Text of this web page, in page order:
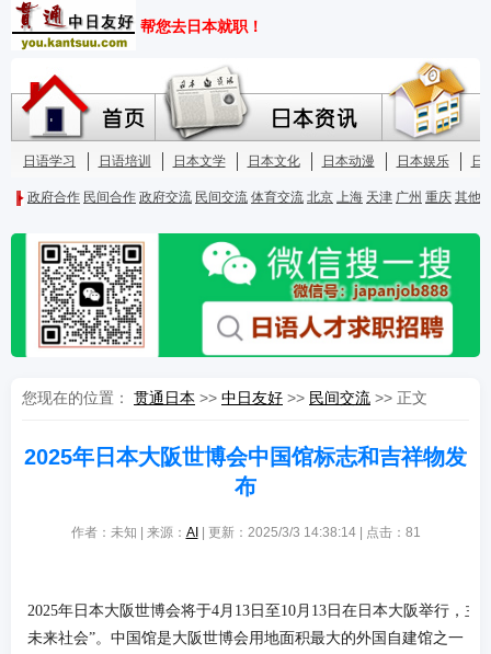
您现在的位置： 贯通日本 >> 中日友好 >> 民间交流 >> 正文
2025年日本大阪世博会中国馆标志和吉祥物发
布
作者：未知 | 来源： AI | 更新：2025/3/3 14:38:14 | 点击： 81
2025年日本大阪世博会将于4月13日至10月13日在日本大阪举行，主
未来社会”。中国馆是大阪世博会用地面积最大的外国自建馆之一，